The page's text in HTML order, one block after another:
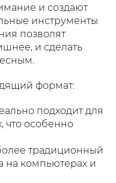
и создают
инструменты
позволят
и сделать
формат:
подходит для
что особенно
традиционный
на компьютерах и